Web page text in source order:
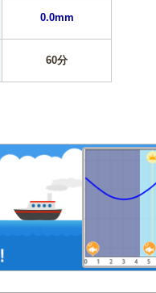
0.0mm
60分